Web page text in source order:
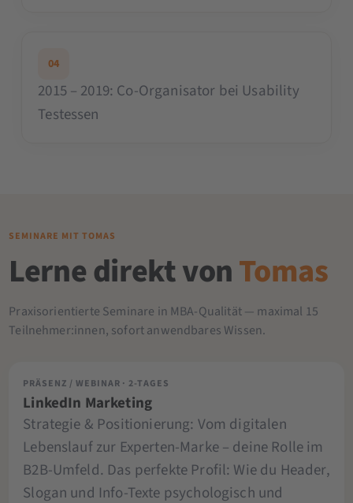
04
2015 – 2019: Co-Organisator bei Usability
Testessen
SEMINARE MIT TOMAS
Lerne direkt vonTomas
Praxisorientierte Seminare in MBA-Qualität — maximal 15
Teilnehmer:innen, sofort anwendbares Wissen.
PRÄSENZ / WEBINAR · 2-TAGES
LinkedIn Marketing
Strategie & Positionierung: Vom digitalen
Lebenslauf zur Experten-Marke – deine Rolle im
B2B-Umfeld. Das perfekte Profil: Wie du Header,
Slogan und Info-Texte psychologisch und